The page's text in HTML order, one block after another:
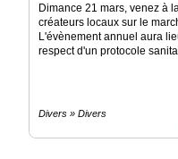
Dimance 21 mars, venez à
créateurs locaux sur le
L'évènement annuel aura
respect d'un protocole
Divers » Divers